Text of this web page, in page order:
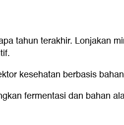
tahun terakhir. Lonjakan
kesehatan berbasis
fermentasi dan bahan